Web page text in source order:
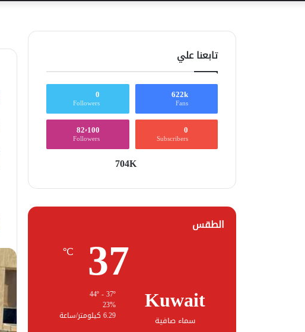
تابعنا علي
622k
Fans
0
Followers
0
Subscribers
82٬100
Followers
704K
الطقس
Kuwait
سماء صافية
37
℃
44º - 37º
23%
6.29 كيلومتر/ساعة